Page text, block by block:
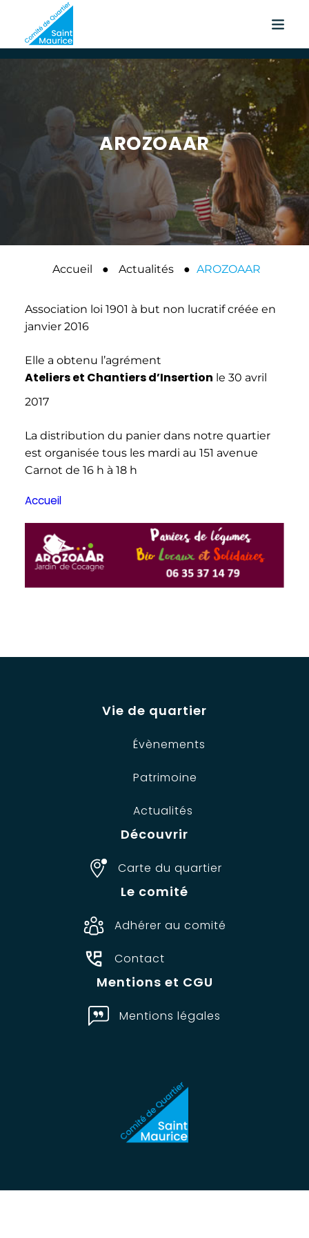
AROZOAAR
Accueil ● Actualités ● AROZOAAR
Association loi 1901 à but non lucratif créée en
janvier 2016
Elle a obtenu l’agrément
Ateliers et Chantiers d’Insertion le 30 avril
2017
La distribution du panier dans notre quartier
est organisée tous les mardi au 151 avenue
Carnot de 16 h à 18 h
Accueil
Vie de quartier
Évènements
Patrimoine
Actualités
Découvrir
Carte du quartier
Le comité
Adhérer au comité
Contact
Mentions et CGU
Mentions légales